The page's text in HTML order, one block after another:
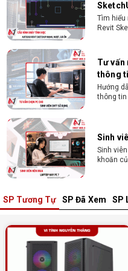
Tìm hiểu
Revit
Tư vấn
thông
Hướng
thông tin
Sinh
Sinh
khoăn
Laptop
Hình
Tìm
học năm
RAM,
SP Tương Tự SP Đã Xem SP